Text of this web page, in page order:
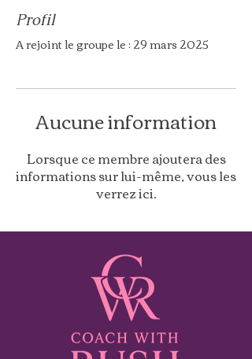
Profil
A rejoint le groupe le : 29 mars 2025
Aucune information
Lorsque ce membre ajoutera des
informations sur lui-même, vous les
verrez ici.